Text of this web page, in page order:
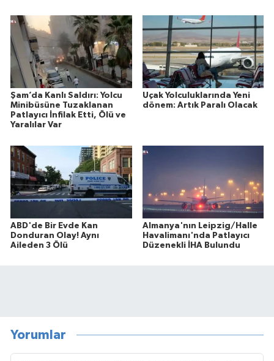
Şam’da Kanlı Saldırı: Yolcu
Minibüsüne Tuzaklanan
Patlayıcı İnfilak Etti, Ölü ve
Yaralılar Var
Uçak Yolculuklarında Yeni
dönem: Artık Paralı Olacak
ABD'de Bir Evde Kan
Donduran Olay! Aynı
Aileden 3 Ölü
Almanya'nın Leipzig/Halle
Havalimanı'nda Patlayıcı
Düzenekli İHA Bulundu
Yorumlar